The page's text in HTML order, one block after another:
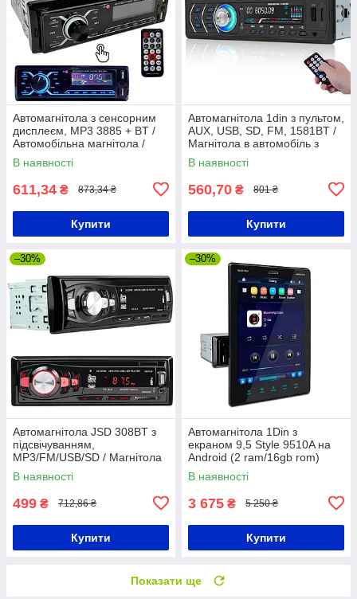
Автомагнітола з сенсорним
дисплеєм, MP3 3885 + BT /
Автомобільна магнітола /
Магнітола в машину
В наявності
611,34 ₴ 873,34 ₴
Купити
Автомагнітола 1din з пультом,
AUX, USB, SD, FM, 1581BT /
Магнітола в автомобіль з
RGB підсвічуванням
В наявності
560,70 ₴ 801 ₴
Купити
–30%
Автомагнітола JSD 308BT з
підсвічуванням,
MP3/FM/USB/SD / Магнітола
в автомобіль / Магнітола з
якісним звуком
В наявності
499 ₴ 712,86 ₴
Купити
–30%
Автомагнітола 1Din з
екраном 9,5 Style 9510A на
Android (2 ram/16gb rom)
В наявності
3 675 ₴ 5 250 ₴
Купити
Показати ще